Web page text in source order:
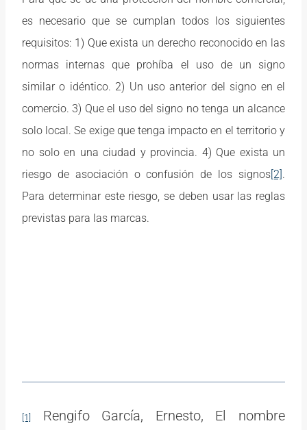
es necesario que se cumplan todos los siguientes
requisitos: 1) Que exista un derecho reconocido en las
normas internas que prohíba el uso de un signo
similar o idéntico. 2) Un uso anterior del signo en el
comercio. 3) Que el uso del signo no tenga un alcance
solo local. Se exige que tenga impacto en el territorio y
no solo en una ciudad y provincia. 4) Que exista un
riesgo de asociación o confusión de los signos[2].
Para determinar este riesgo, se deben usar las reglas
previstas para las marcas.
[1]
Rengifo García, Ernesto, El nombre